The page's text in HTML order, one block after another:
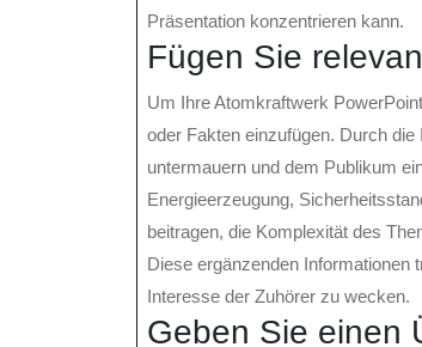
Präsentation konzentrieren kann.
Fügen Sie
Um Ihre Atomkraftwerk
oder Fakten einzufügen. Durch
untermauern und dem Publikum
Energieerzeugung,
beitragen, die Komplexität des
Diese ergänzenden Informationen
Interesse der Zuhörer zu wecken.
Geben Sie einen